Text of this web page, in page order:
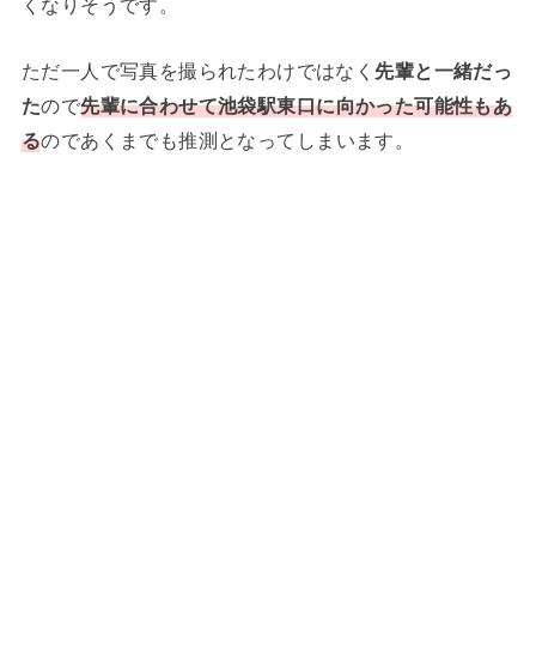
ただ一人で写真を撮られたわけではなく 先輩と一緒だっ
たので先輩に合わせて池袋駅東口に向かった可能性もあ
るのであくまでも推測となってしまいます。